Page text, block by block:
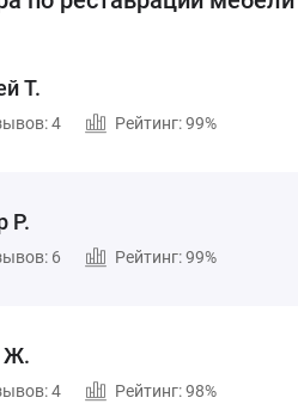
Т.
4 Рейтинг: 99%
Р.
6 Рейтинг: 99%
Ж.
4 Рейтинг: 98%